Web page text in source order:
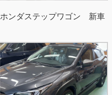
ホンダステップワゴン 新車